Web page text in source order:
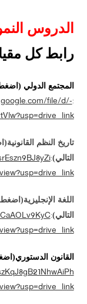
الدروس
رابط كل
المجتمع الدولي
:
file/d/-
w?usp=drive_link
تاريخ النظم
التالي):
اللغة
التالي):
القانون